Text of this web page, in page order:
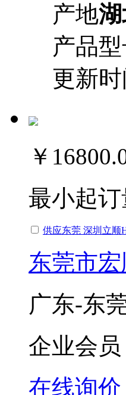
产地
产品
更新时
￥
最小起订
供应东莞 深圳立顺
东莞市
广东-东
企业会员
在线询价